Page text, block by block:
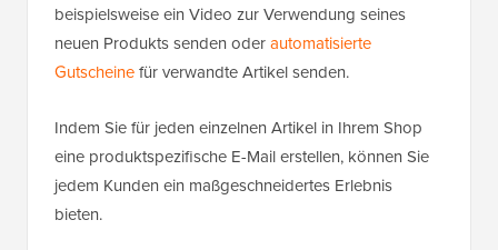
beispielsweise ein Video zur Verwendung seines
neuen Produkts senden oderautomatisierte
Gutscheinefür verwandte Artikel senden.
Indem Sie für jeden einzelnen Artikel in Ihrem Shop
eine produktspezifische E-Mail erstellen, können Sie
jedem Kunden ein maßgeschneidertes Erlebnis
bieten.